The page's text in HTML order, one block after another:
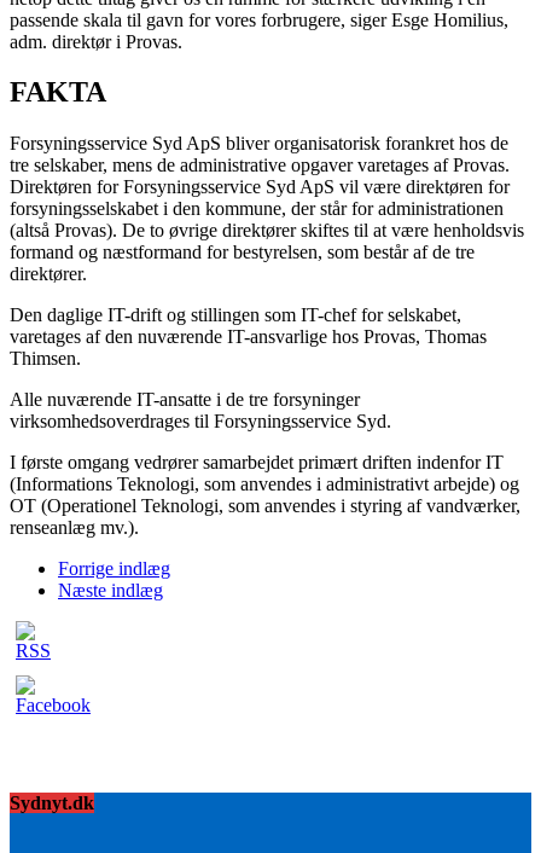
passende skala til gavn for vores forbrugere, siger Esge Homilius,
adm. direktør i Provas.
FAKTA
Forsyningsservice Syd ApS bliver organisatorisk forankret hos de
tre selskaber, mens de administrative opgaver varetages af Provas.
Direktøren for Forsyningsservice Syd ApS vil være direktøren for
forsyningsselskabet i den kommune, der står for administrationen
(altså Provas). De to øvrige direktører skiftes til at være henholdsvis
formand og næstformand for bestyrelsen, som består af de tre
direktører.
Den daglige IT-drift og stillingen som IT-chef for selskabet,
varetages af den nuværende IT-ansvarlige hos Provas, Thomas
Thimsen.
Alle nuværende IT-ansatte i de tre forsyninger
virksomhedsoverdrages til Forsyningsservice Syd.
I første omgang vedrører samarbejdet primært driften indenfor IT
(Informations Teknologi, som anvendes i administrativt arbejde) og
OT (Operationel Teknologi, som anvendes i styring af vandværker,
renseanlæg mv.).
Forrige indlæg
Næste indlæg
Sydnyt.dk